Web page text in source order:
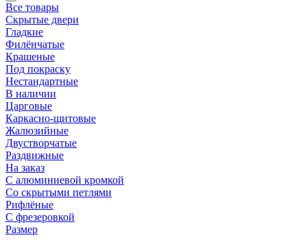
Все товары
Скрытые двери
Гладкие
Филёнчатые
Крашеные
Под покраску
Нестандартные
В наличии
Царговые
Каркасно-щитовые
Жалюзийные
Двустворчатые
Раздвижные
На заказ
С алюминиевой кромкой
Со скрытыми петлями
Рифлёные
С фрезеровкой
Размер